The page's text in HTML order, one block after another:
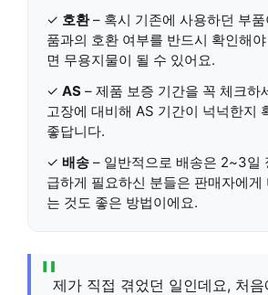
✓ 호환– 혹시 기존에 사용하던 부품
품과의 호환 여부를 반드시 확인해
면 무용지물이 될 수 있어요.
✓ AS – 제품 보증 기간을 꼭 체크하
고장에 대비해 AS 기간이 넉넉한지
좋답니다.
✓ 배송 – 일반적으로 배송은 2~3일
급하게 필요하신 분들은 판매자에게
는 것도 좋은 방법이에요.
제가 직접 겪었던 일인데요, 처